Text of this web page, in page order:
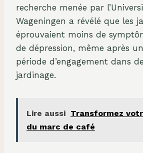
recherche menée par
Wageningen a révélé que les
éprouvaient moins de
de dépression, même après
période d’engagement dans
jardinage.
Lire aussi Transformez
du marc de café